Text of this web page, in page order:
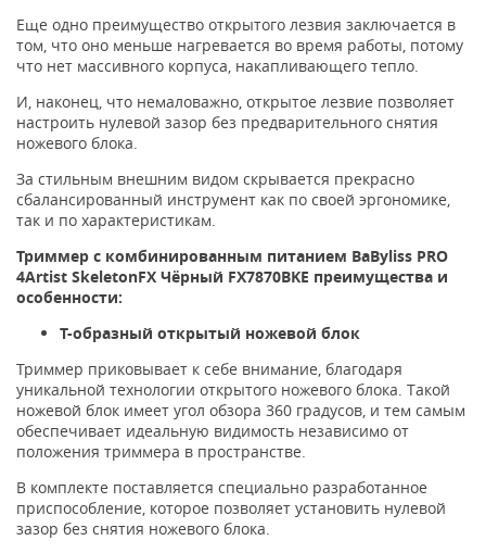
Еще одно преимущество открытого лезвия заключается в
том, что оно меньше нагревается во время работы, потому
что нет массивного корпуса, накапливающего тепло.
И, наконец, что немаловажно, открытое лезвие позволяет
настроить нулевой зазор без предварительного снятия
ножевого блока.
За стильным внешним видом скрывается прекрасно
сбалансированный инструмент как по своей эргономике,
так и по характеристикам.
Триммер с комбинированным питанием BaByliss PRO
4Artist SkeletonFX Чёрный FX7870BKE преимущества и
особенности:
Т-образный открытый ножевой блок
Триммер приковывает к себе внимание, благодаря
уникальной технологии открытого ножевого блока. Такой
ножевой блок имеет угол обзора 360 градусов, и тем самым
обеспечивает идеальную видимость независимо от
положения триммера в пространстве.
В комплекте поставляется специально разработанное
приспособление, которое позволяет установить нулевой
зазор без снятия ножевого блока.